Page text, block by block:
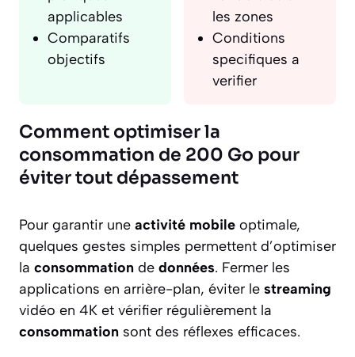
applicables
Comparatifs
objectifs
les zones
Conditions
specifiques a
verifier
Comment optimiser la
consommation de 200 Go pour
éviter tout dépassement
Pour garantir une activité mobile optimale,
quelques gestes simples permettent d’optimiser
la consommation de données. Fermer les
applications en arrière-plan, éviter le streaming
vidéo en 4K et vérifier régulièrement la
consommation sont des réflexes efficaces.